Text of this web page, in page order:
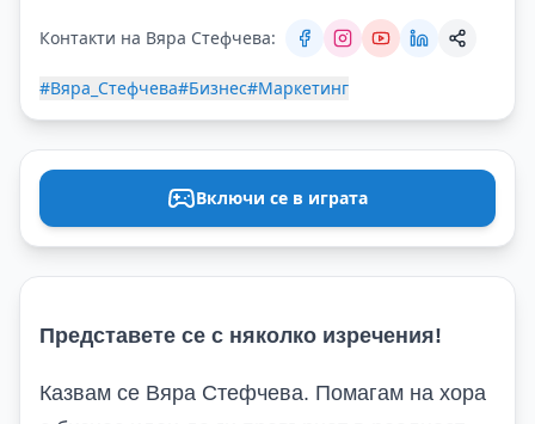
Контакти на Вяра Стефчева:
#Вяра_Стефчева#Бизнес#Маркетинг
Включи се в играта
Представете се с няколко изречения!
Казвам се Вяра Стефчева. Помагам на хора